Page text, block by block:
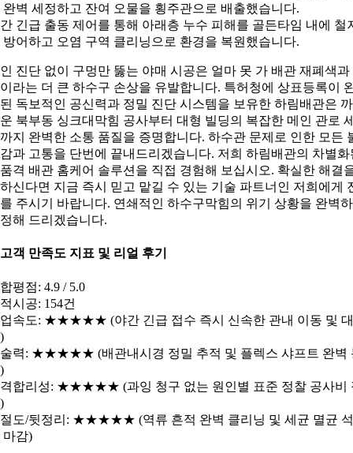
완벽 세정하고 잔여 오물을 횡주관으로 배출했습니다.
긴급 출동 제어를 통해 아래층 누수 피해를 골든타임 내에 철
방어하고 오염 구역 클리닝으로 환경을 복원했습니다.
진단 없이 구멍만 뚫는 야매 시공은 얼마 못 가 배관 재폐색과
라는 더 큰 하수구 손상을 유발합니다. 특허청에 상표등록이
독보적인 공신력과 정밀 진단 시스템을 보유한 하림배관은
북부동 싱크대막힘 공사부터 대형 빌딩의 복잡한 메인 관로
지 완벽한 소통 품질을 증명합니다. 하수관 문제로 인한 모든
과 고통을 단번에 끝내드리겠습니다. 저희 하림배관의 차별화
격 배관 홈케어 솔루션을 직접 경험해 보십시오. 확실한 해결
신다면 지금 즉시 믿고 맡길 수 있는 기술 파트너인 저희에게
주시기 바랍니다. 연쇄적인 하수구막힘의 위기 상황을 완벽
해 드리겠습니다.
객 만족도 지표 및 리얼 후기
평점: 4.9 / 5.0
시공: 154건
속도: ★★★★★ (야간 긴급 접수 즉시 신속한 관내 이동 및 대
력: ★★★★★ (배관내시경 정밀 추적 및 플렉스 샤프트 완벽
합리성: ★★★★★ (과잉 청구 없는 원인별 표준 정찰 공사비
도/뒷정리: ★★★★★ (역류 흔적 완벽 클리닝 및 세균 멸균 석
마감)